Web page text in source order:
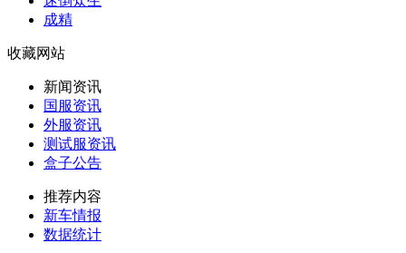
成精
收藏网站
新闻资讯
国服资讯
外服资讯
测试服资讯
盒子公告
推荐内容
新车情报
数据统计